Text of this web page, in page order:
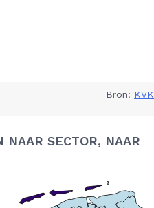
Bron: KVK
NAAR SECTOR, NAAR